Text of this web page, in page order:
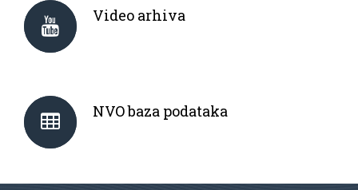
Video arhiva
NVO baza podataka